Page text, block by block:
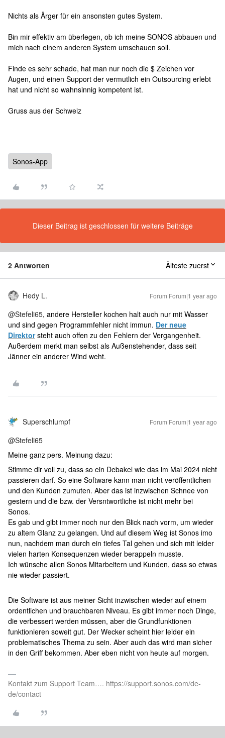
Nichts als Ärger für ein ansonsten gutes System.
Bin mir effektiv am überlegen, ob ich meine SONOS abbauen und
mich nach einem anderen System umschauen soll.
Finde es sehr schade, hat man nur noch die $ Zeichen vor
Augen, und einen Support der vermutlich ein Outsourcing erlebt
hat und nicht so wahnsinnig kompetent ist.
Gruss aus der Schweiz
Sonos-App
Dieser Beitrag ist geschlossen für weitere Beiträge
2 Antworten Älteste zuerst
Hedy L. Forum|Forum|1 year ago
@Stefeli65, andere Hersteller kochen halt auch nur mit Wasser
und sind gegen Programmfehler nicht immun. Der neue
Direktor steht auch offen zu den Fehlern der Vergangenheit.
Außerdem merkt man selbst als Außenstehender, dass seit
Jänner ein anderer Wind weht.
Superschlumpf Forum|Forum|1 year ago
@Stefeli65
Meine ganz pers. Meinung dazu:
Stimme dir voll zu, dass so ein Debakel wie das im Mai 2024 nicht
passieren darf. So eine Software kann man nicht veröffentlichen
und den Kunden zumuten. Aber das ist inzwischen Schnee von
gestern und die bzw. der Versntwortliche ist nicht mehr bei
Sonos.
Es gab und gibt immer noch nur den Blick nach vorm, um wieder
zu altem Glanz zu gelangen. Und auf diesem Weg ist Sonos imo
nun, nachdem man durch ein tiefes Tal gehen und sich mit leider
vielen harten Konsequenzen wieder berappeln musste.
Ich wünsche allen Sonos Mitarbeitern und Kunden, dass so etwas
nie wieder passiert.
Die Software ist aus meiner Sicht inzwischen wieder auf einem
ordentlichen und brauchbaren Niveau. Es gibt immer noch Dinge,
die verbessert werden müssen, aber die Grundfunktionen
funktionieren soweit gut. Der Wecker scheint hier leider ein
problematisches Thema zu sein. Aber auch das wird man sicher
in den Griff bekommen. Aber eben nicht von heute auf morgen.
Kontakt zum Support Team…. https://support.sonos.com/de-
de/contact